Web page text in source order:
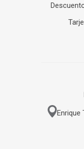
Enrique